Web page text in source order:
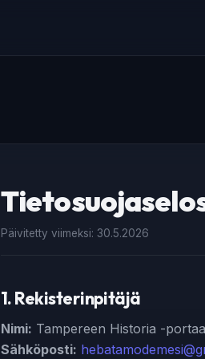
Päivitetty viimeksi: 30.5.2026
1. Rekisterinpitäjä
Nimi: Tampereen Historia -
Sähköposti: